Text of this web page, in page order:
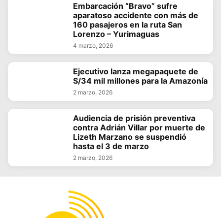
Embarcación “Bravo” sufre
aparatoso accidente con más de
160 pasajeros en la ruta San
Lorenzo – Yurimaguas
4 marzo, 2026
Ejecutivo lanza megapaquete de
S/34 mil millones para la Amazonía
2 marzo, 2026
Audiencia de prisión preventiva
contra Adrián Villar por muerte de
Lizeth Marzano se suspendió
hasta el 3 de marzo
2 marzo, 2026